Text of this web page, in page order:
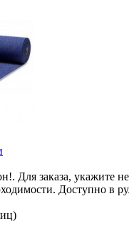
Для заказа, укажите
Доступно в